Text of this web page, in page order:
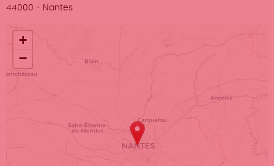
Ville
44000 - Nantes
+
−